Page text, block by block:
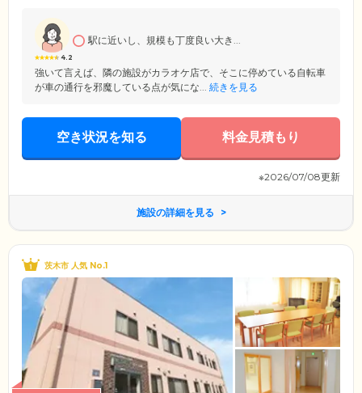
4.2
駅に近いし、規模も丁度良い大き...
強いて言えば、隣の施設がカラオケ店で、そこに停めている自転車
が車の通行を邪魔している点が気にな... 続きを見る
空き状況を知る 料金見積もり
※2026/07/08更新
施設の詳細を見る
茨木市 人気 No.1